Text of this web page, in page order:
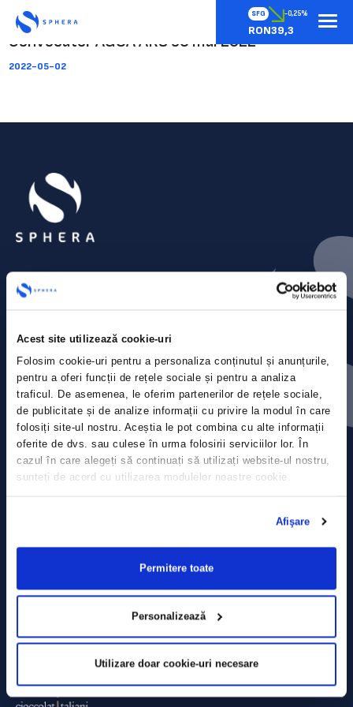
Acest site utilizează cookie-uri
Folosim cookie-uri pentru a personaliza conținutul și anunțurile,
pentru a oferi funcții de rețele sociale și pentru a analiza
traficul. De asemenea, le oferim partenerilor de rețele sociale,
de publicitate și de analize informații cu privire la modul în care
folosiți site-ul nostru. Aceștia le pot combina cu alte informații
oferite de dvs. sau culese în urma folosirii serviciilor lor. În
cazul în care alegeți să continuați să utilizați website-ul nostru,
sunteți de acord cu utilizarea modulelor noastre cookie.
Afişare
Permitere toate
Personalizează
Utilizare doar cookie-uri necesare
SFG -0,25%
RON39,3
Convocator AGOA ARS 30 mai 2022
2022-05-02
Contact
Comunicate de presă
Politica de confidențialitate
Politica de prelucrare a datelor